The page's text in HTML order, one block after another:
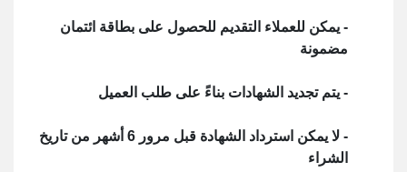
- يمكن للعملاء التقديم للحصول على بطاقة ائتمان
مضمونة
- يتم تجديد الشهادات بناءً على طلب العميل
- لا يمكن استرداد الشهادة قبل مرور 6 أشهر من تاريخ
الشراء